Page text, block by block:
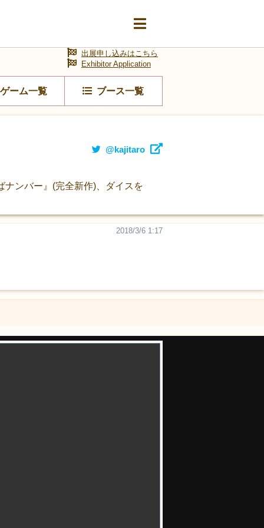
ゲーム一覧 ブース一覧
出展申し込みはこちら
Exhibitor Application
@kajitaro
ンバー』(完全新作)、ダイスを
2018/3/6 1:17